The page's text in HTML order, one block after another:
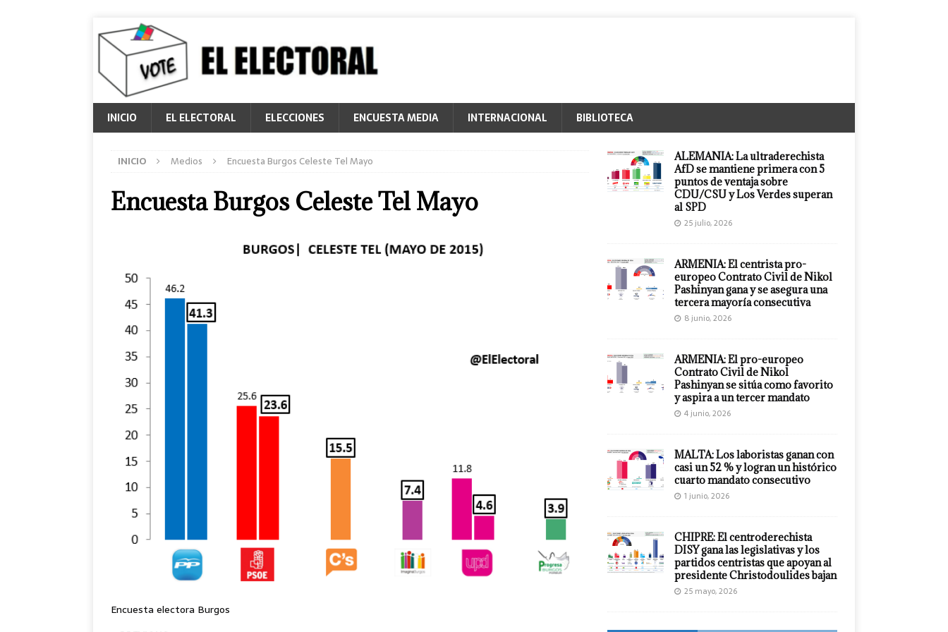
INICIO EL ELECTORAL ELECCIONES ENCUESTA MEDIA INTERNACIONAL BIBLIOTECA
INICIO Medios Encuesta Burgos Celeste Tel Mayo
Encuesta Burgos Celeste Tel Mayo
Encuesta electora Burgos
ALEMANIA: La ultraderechista
AfD se mantiene primera con 5
puntos de ventaja sobre
CDU/CSU y Los Verdes superan
al SPD
25 julio, 2026
ARMENIA: El centrista pro-
europeo Contrato Civil de Nikol
Pashinyan gana y se asegura una
tercera mayoría consecutiva
8 junio, 2026
ARMENIA: El pro-europeo
Contrato Civil de Nikol
Pashinyan se sitúa como favorito
y aspira a un tercer mandato
4 junio, 2026
MALTA: Los laboristas ganan con
casi un 52 % y logran un histórico
cuarto mandato consecutivo
1 junio, 2026
CHIPRE: El centroderechista
DISY gana las legislativas y los
partidos centristas que apoyan al
presidente Christodoulides bajan
25 mayo, 2026